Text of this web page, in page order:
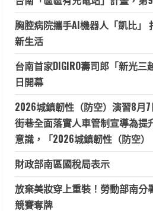
胸腔病院攜手AI機器人「凱比」
新生活
台南首家DIGIRO壽司郎「新光
日開幕
2026城鎮韌性（防空）演習8月
街巷全面落實人車管制宣導為提
意識，「2026城鎮韌性（防空）
財政部南區國稅局表示
放棄美妝穿上重裝！勞動部南分
競賽奪牌